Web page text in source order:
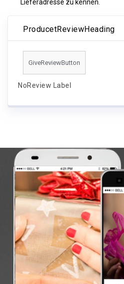
Lieferadresse zu kennen.
ProducetReviewHeading
GiveReviewButton
NoReview Label